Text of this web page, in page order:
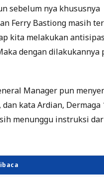
sebelum nya khususnya
Ferry Bastiong masih
kita melakukan
dengan dilakukannya
Manager pun
dan kata Ardian, Dermaga
menunggu instruksi